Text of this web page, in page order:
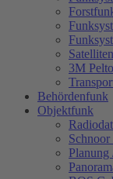
3M
Behördenfunk
Objektfunk
Planung